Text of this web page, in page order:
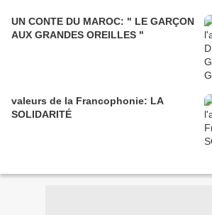
UN CONTE DU MAROC: " LE GARÇON
AUX GRANDES OREILLES "
valeurs de la Francophonie: LA
SOLIDARITÉ